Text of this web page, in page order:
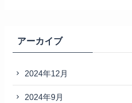
アーカイブ
2024年12月
2024年9月